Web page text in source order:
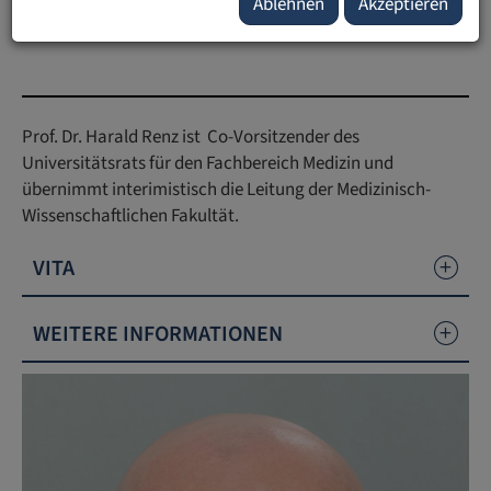
Prof. Dr. Harald Renz ist Co-Vorsitzender des
Universitätsrats für den Fachbereich Medizin und
übernimmt interimistisch die Leitung der Medizinisch-
Wissenschaftlichen Fakultät.
VITA
WEITERE INFORMATIONEN